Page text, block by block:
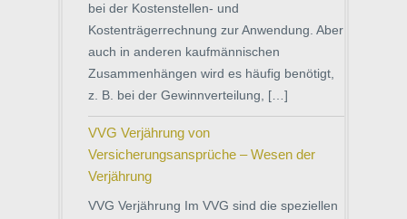
bei der Kostenstellen- und
Kostenträgerrechnung zur Anwendung. Aber
auch in anderen kaufmännischen
Zusammenhängen wird es häufig benötigt,
z. B. bei der Gewinnverteilung, […]
VVG Verjährung von
Versicherungsansprüche – Wesen der
Verjährung
VVG Verjährung Im VVG sind die speziellen